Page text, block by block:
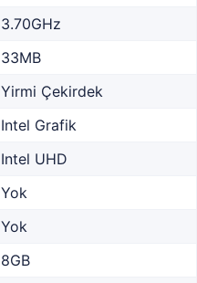
3.70GHz
33MB
Yirmi Çekirdek
Intel Grafik
Intel UHD
Yok
Yok
8GB